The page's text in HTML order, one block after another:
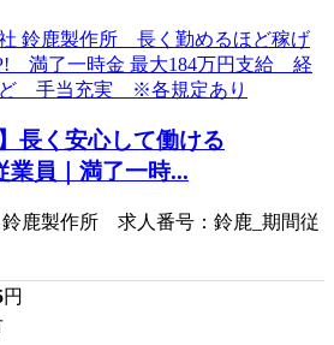
長く安心して働ける
業員｜満了一時...
鹿製作所 求人番号：鈴鹿_期間従
円